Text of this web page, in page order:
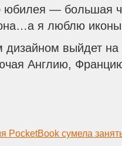
юбилея — большая
я люблю
выйдет на
Англию,